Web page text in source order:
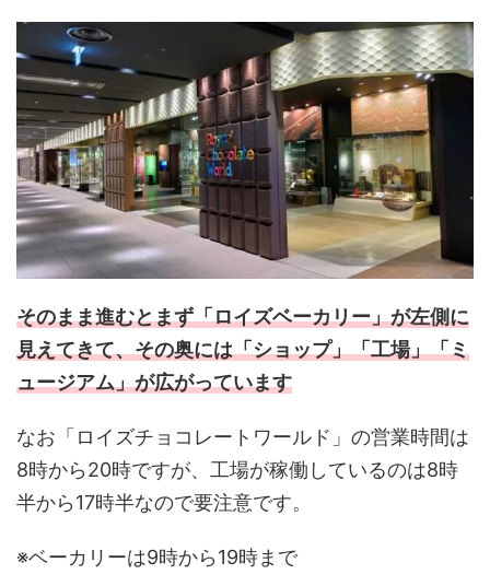
そのまま進むとまず「ロイズベーカリー」が左側に
見えてきて、その奥には「ショップ」「工場」「ミ
ュージアム」が広がっています
なお「ロイズチョコレートワールド」の営業時間は
8時から20時ですが、工場が稼働しているのは8時
半から17時半なので要注意です。
※ベーカリーは9時から19時まで